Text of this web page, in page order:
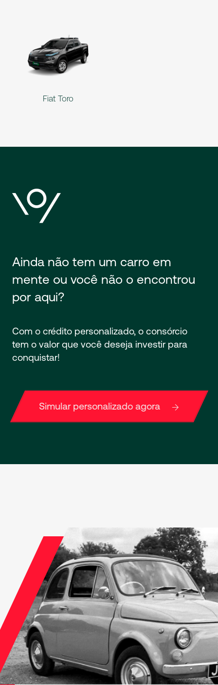
Fiat Toro
Ainda não tem um carro em
mente ou você não o encontrou
por aqui?
Com o crédito personalizado, o consórcio
tem o valor que você deseja investir para
conquistar!
Simular personalizado agora